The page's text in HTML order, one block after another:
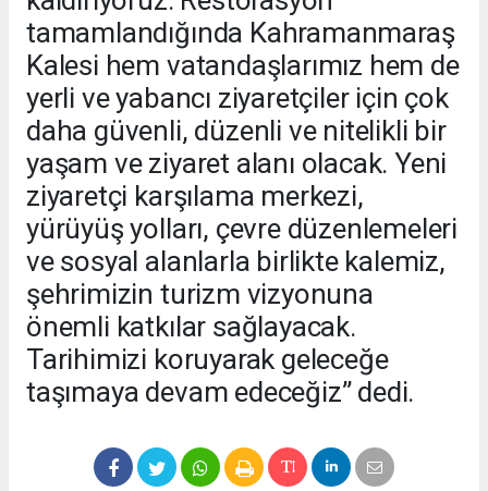
tamamlandığında Kahramanmaraş
Kalesi hem vatandaşlarımız hem de
yerli ve yabancı ziyaretçiler için çok
daha güvenli, düzenli ve nitelikli bir
yaşam ve ziyaret alanı olacak. Yeni
ziyaretçi karşılama merkezi,
yürüyüş yolları, çevre düzenlemeleri
ve sosyal alanlarla birlikte kalemiz,
şehrimizin turizm vizyonuna
önemli katkılar sağlayacak.
Tarihimizi koruyarak geleceğe
taşımaya devam edeceğiz” dedi.